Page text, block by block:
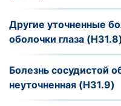
Другие уточненные
оболочки глаза (H31.8)
Болезнь сосудистой
неуточненная (H31.9)